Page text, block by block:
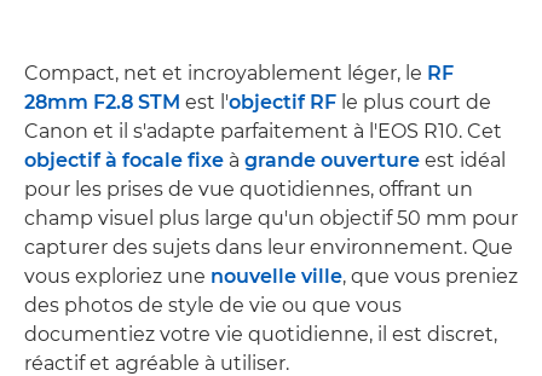
Compact, net et incroyablement léger, le RF
28mm F2.8 STM est l'objectif RF le plus court de
Canon et il s'adapte parfaitement à l'EOS R10. Cet
objectif à focale fixe à grande ouverture est idéal
pour les prises de vue quotidiennes, offrant un
champ visuel plus large qu'un objectif 50 mm pour
capturer des sujets dans leur environnement. Que
vous exploriez une nouvelle ville, que vous preniez
des photos de style de vie ou que vous
documentiez votre vie quotidienne, il est discret,
réactif et agréable à utiliser.